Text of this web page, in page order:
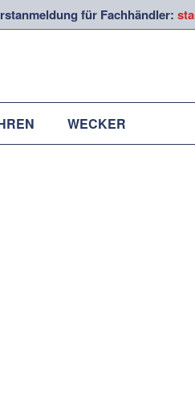
für Fachhändler:
WECKER